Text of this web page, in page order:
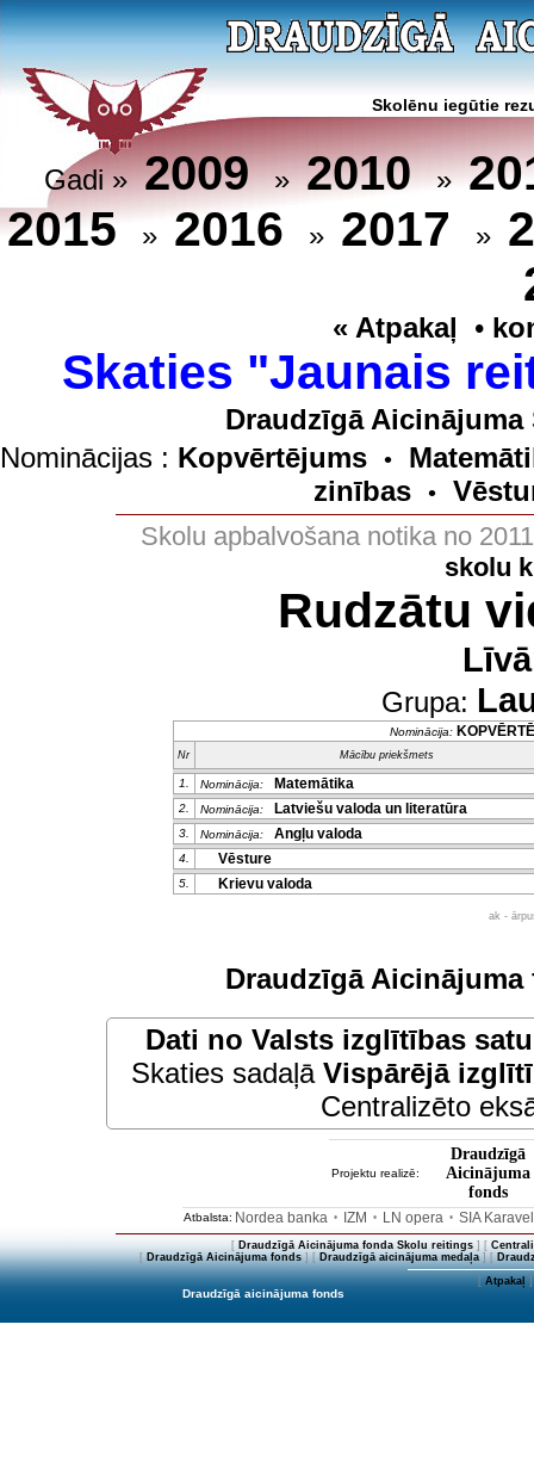
Skolēnu iegūtie
Gadi »2009»2010»
2015 » 2016 » 2017 »
« Atpakaļ •
Skaties "Jaunais
Draudzīgā
Nominācijas : Kopvērtējums •
zinības
•
Skolu apbalvošana notika no
skolu
Rudzātu
Grupa:
Nominācija:
Nr Mācību priekšmets
1. Nominācija: Matemātika
2. Nominācija: Latviešu valoda un literatūra
3. Nominācija: Angļu valoda
4. Vēsture
5. Krievu valoda
ak -
Draudzīgā
Dati no Valsts izglītības
Skaties sadaļā Vispārējā
Centralizēto
Projektu realizē:
Draudzīgā
Aicinājuma
fonds
Atbalsta: Nordea banka • IZM • LN opera • SIA
[ Draudzīgā Aicinājuma fonda Skolu reitings] [
[Draudzīgā Aicinājuma fonds] [Draudzīgā aicinājuma medaļa] [
[Atpakaļ]
Draudzīgā aicinājuma fonds